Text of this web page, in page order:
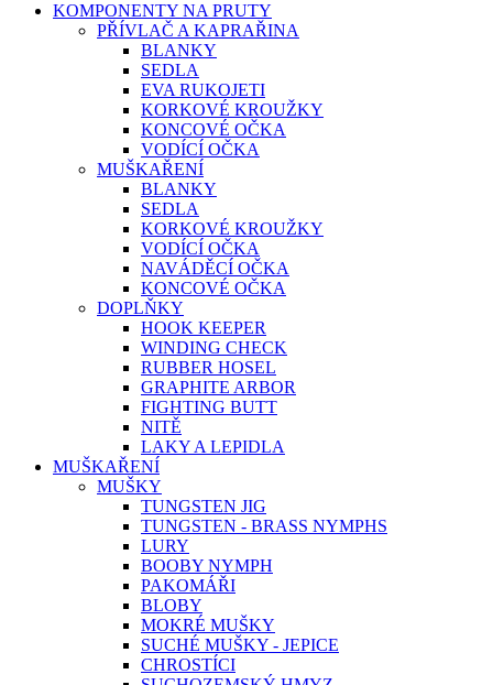
KOMPONENTY NA PRUTY
PŘÍVLAČ A KAPRAŘINA
BLANKY
SEDLA
EVA RUKOJETI
KORKOVÉ KROUŽKY
KONCOVÉ OČKA
VODÍCÍ OČKA
MUŠKAŘENÍ
BLANKY
SEDLA
KORKOVÉ KROUŽKY
VODÍCÍ OČKA
NAVÁDĚCÍ OČKA
KONCOVÉ OČKA
DOPLŇKY
HOOK KEEPER
WINDING CHECK
RUBBER HOSEL
GRAPHITE ARBOR
FIGHTING BUTT
NITĚ
LAKY A LEPIDLA
MUŠKAŘENÍ
MUŠKY
TUNGSTEN JIG
TUNGSTEN - BRASS NYMPHS
LURY
BOOBY NYMPH
PAKOMÁŘI
BLOBY
MOKRÉ MUŠKY
SUCHÉ MUŠKY - JEPICE
CHROSTÍCI